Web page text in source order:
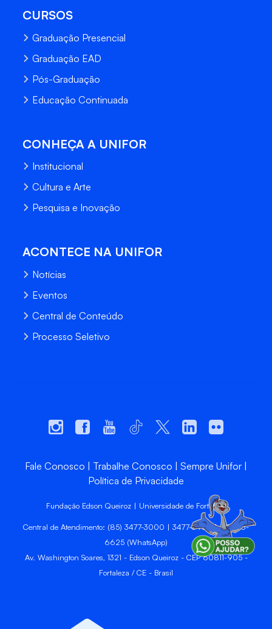
CURSOS
Graduação Presencial
Graduação EAD
Pós-Graduação
Educação Continuada
CONHEÇA A UNIFOR
Institucional
Cultura e Arte
Pesquisa e Inovação
ACONTECE NA UNIFOR
Notícias
Eventos
Central de Conteúdo
Processo Seletivo
Fale Conosco Trabalhe Conosco
Sempre Unifor
Política de Privacidade
Fundação Edson Queiroz | Universidade de Fortaleza
Central de Atendimento: (85) 3477-3000 | 3477-3400 | 99246-
6625 (WhatsApp)
Av. Washington Soares, 1321 - Edson Queiroz - CEP 60811-905 -
Fortaleza / CE - Brasil